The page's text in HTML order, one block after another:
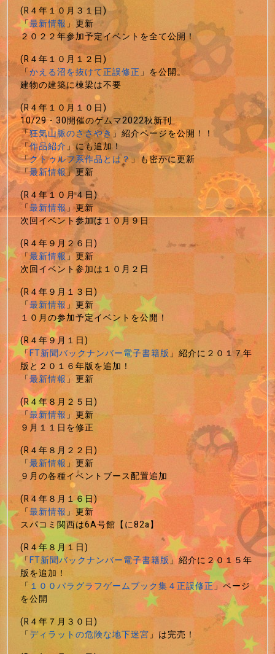
(R４年１０月３１日)
「最新情報」更新
２０２２年参加予定イベントを全て公開！
(R４年１０月１２日)
「かえる沼を抜けて正誤修正」を公開。
建物の建築に棟梁は不要
(R４年１０月１０日)
10/29・30開催のゲムマ2022秋新刊
「狂気山脈のささやき」紹介ページを公開！！
「作品紹介」にも追加！
「クトゥルフ系作品とは？」も密かに更新
「最新情報」更新
(R４年１０月４日)
「最新情報」更新
次回イベント参加は１０月９日
(R４年９月２６日)
「最新情報」更新
次回イベント参加は１０月２日
(R４年９月１３日)
「最新情報」更新
１０月の参加予定イベントを公開！
(R４年９月１日)
「FT新聞バックナンバー電子書籍版」紹介に２０１７年
版と２０１６年版を追加！
「最新情報」更新
(R４年８月２５日)
「最新情報」更新
９月１１日を修正
(R４年８月２２日)
「最新情報」更新
９月の各種イベントブース配置追加
(R４年８月１６日)
「最新情報」更新
スパコミ関西は6A号館【に82a】
(R４年８月１日)
「FT新聞バックナンバー電子書籍版」紹介に２０１５年
版を追加！
「 １００パラグラフゲームブック集４正誤修正」ページ
を公開
(R４年７月３０日)
「ディラットの危険な地下迷宮」は完売！